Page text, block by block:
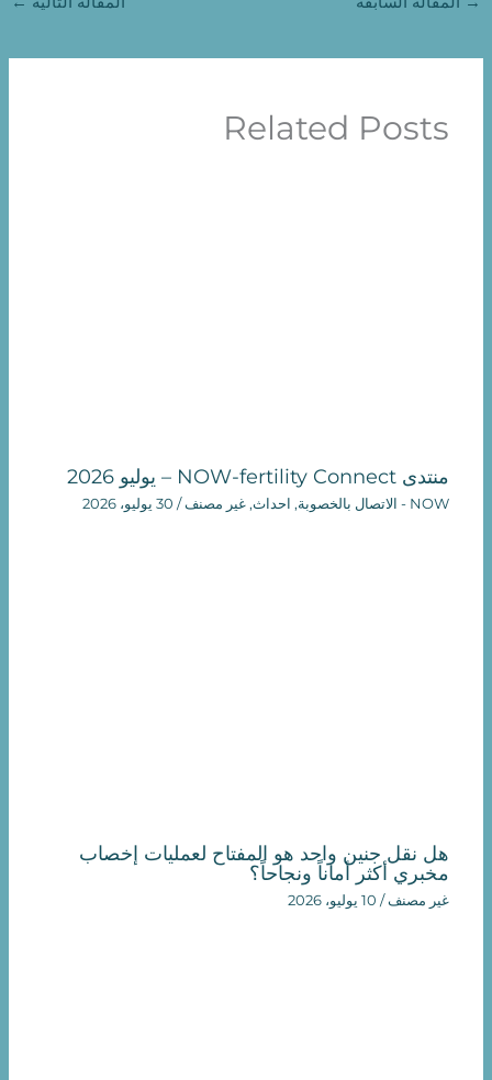
Related Posts
منتدى NOW-fertility Connect – يوليو 2026
NOW - الاتصال بالخصوبة , احداث,غير مصنف/ 30 يوليو، 2026
هل نقل جنين واحد هو المفتاح لعمليات إخصاب
مخبري أكثر أماناً ونجاحاً؟
غير مصنف/ 10 يوليو، 2026